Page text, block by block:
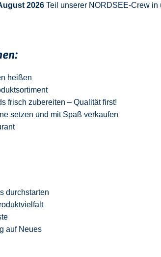
2026 Teil unserer NORDSEE-Crew in
heißen
frisch zubereiten – Qualität first!
setzen und mit Spaß verkaufen
durchstarten
auf Neues